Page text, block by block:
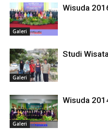
Galeri
Wisuda
Galeri
Studi
Galeri
Wisuda